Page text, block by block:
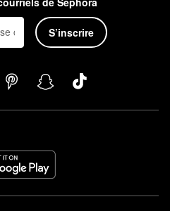
S’inscrire